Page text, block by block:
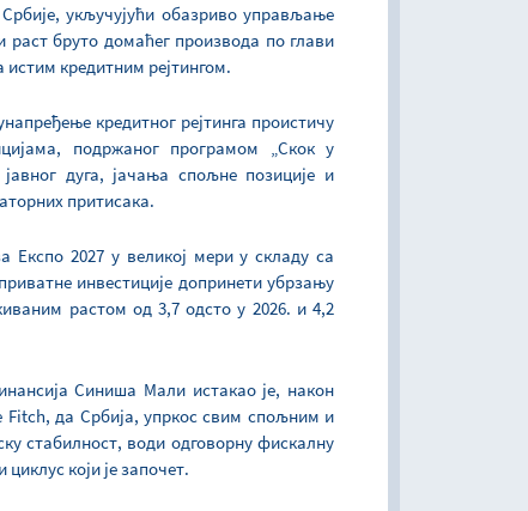
укључујући обазриво управљање
бруто домаћег производа по глави
кредитним рејтингом.
кредитног рејтинга проистичу
подржаног програмом „Скок у
дуга, јачања спољне позиције и
притисака.
Експо 2027 у великој мери у складу са
инвестиције допринети убрзању
растом од 3,7 одсто у 2026. и 4,2
Синиша Мали истакао је, након
Fitch, да Србија, упркос свим спољним и
стабилност, води одговорну фискалну
који је започет.